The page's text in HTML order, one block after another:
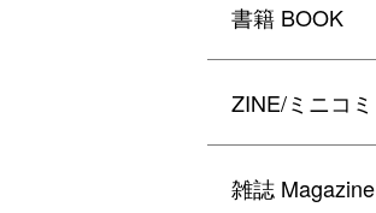
書籍 BOOK
ZINE/ミニコミ
雑誌 Magazine